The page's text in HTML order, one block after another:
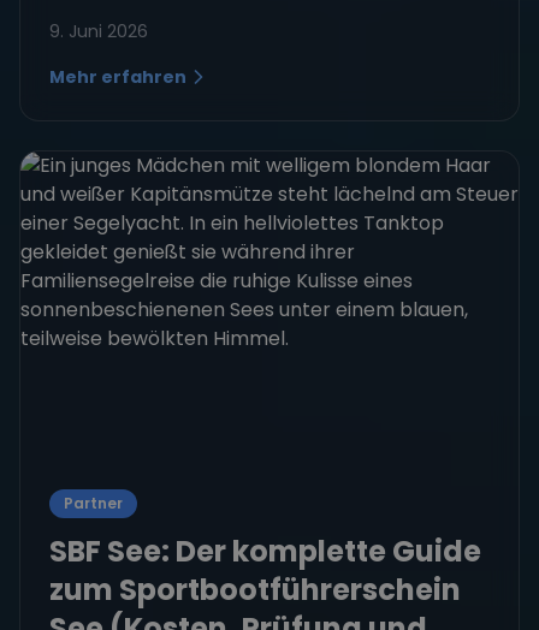
9. Juni 2026
Mehr erfahren
Partner
SBF See: Der komplette Guide
zum Sportbootführerschein